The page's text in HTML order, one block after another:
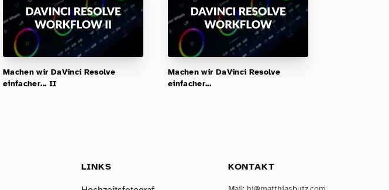
Machen wir DaVinci Resolve
einfacher... II
Machen wir DaVinci Resolve
einfacher...
LINKS
KONTAKT